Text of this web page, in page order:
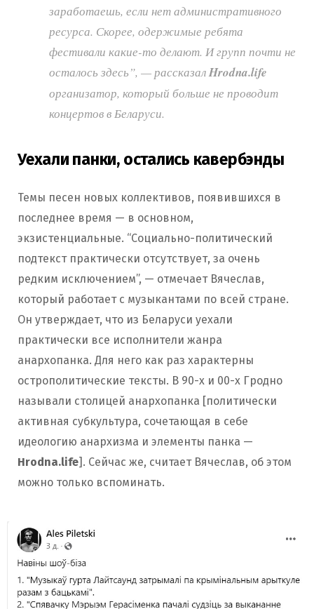
заработаешь, если нет административного
ресурса. Скорее, одержимые ребята
фестивали какие-то делают. И групп почти не
осталось здесь”, — рассказалHrodna.life
организатор, который больше не проводит
концертов в Беларуси.
Уехали панки, остались кавербэнды
Темы песен новых коллективов, появившихся в
последнее время — в основном,
экзистенциальные. “Социально-политический
подтекст практически отсутствует, за очень
редким исключением”, — отмечает Вячеслав,
который работает с музыкантами по всей стране.
Он утверждает, что из Беларуси уехали
практически все исполнители жанра
анархопанка. Для него как раз характерны
острополитические тексты. В 90-х и 00-х Гродно
называли столицей анархопанка [политически
активная субкультура, сочетающая в себе
идеологию анархизма и элементы панка —
Hrodna.life]. Сейчас же, считает Вячеслав, об этом
можно только вспоминать.